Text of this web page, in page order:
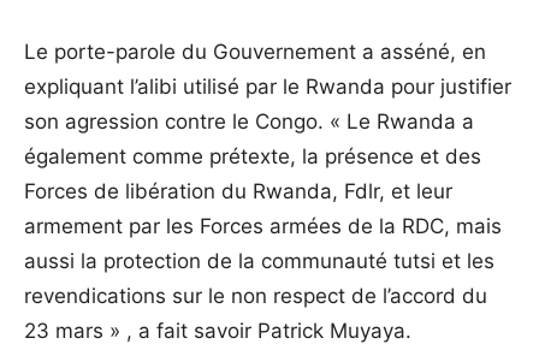
Le porte-parole du Gouvernement a asséné, en
expliquant l’alibi utilisé par le Rwanda pour justifier
son agression contre le Congo. « Le Rwanda a
également comme prétexte, la présence et des
Forces de libération du Rwanda, Fdlr, et leur
armement par les Forces armées de la RDC, mais
aussi la protection de la communauté tutsi et les
revendications sur le non respect de l’accord du
23 mars » , a fait savoir Patrick Muyaya.